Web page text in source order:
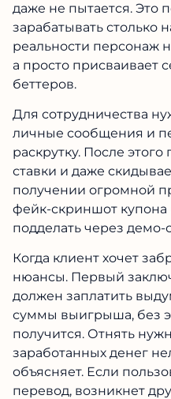
даже не пытается. Это
зарабатывать столько
реальности персонаж
а просто присваивает
беттеров.
Для сотрудничества
личные сообщения и
раскрутку. После
ставки и даже
получении огромной
фейк-скриншот
подделать через
Когда клиент хочет
нюансы. Первый
должен заплатить
суммы выигрыша, без
получится. Отнять
заработанных денег
объясняет. Если
перевод, возникнет